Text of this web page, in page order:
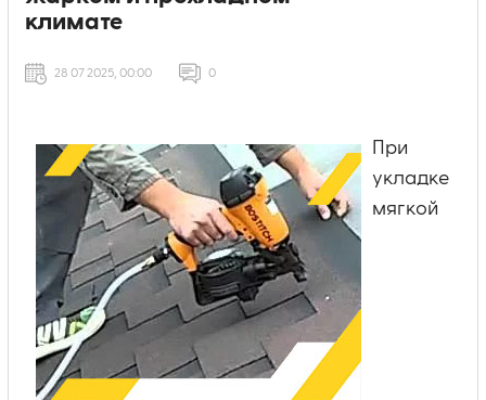
климате
28 07 2025, 00:00 0
При
укладке
мягкой